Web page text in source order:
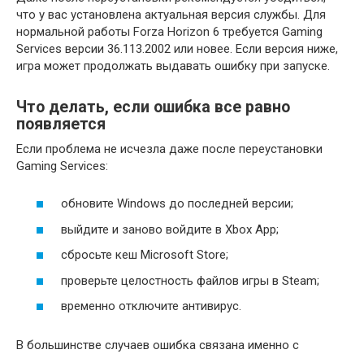
что у вас установлена актуальная версия службы. Для
нормальной работы Forza Horizon 6 требуется Gaming
Services версии 36.113.2002 или новее. Если версия ниже,
игра может продолжать выдавать ошибку при запуске.
Что делать, если ошибка все равно
появляется
Если проблема не исчезла даже после переустановки
Gaming Services:
обновите Windows до последней версии;
выйдите и заново войдите в Xbox App;
сбросьте кеш Microsoft Store;
проверьте целостность файлов игры в Steam;
временно отключите антивирус.
В большинстве случаев ошибка связана именно с